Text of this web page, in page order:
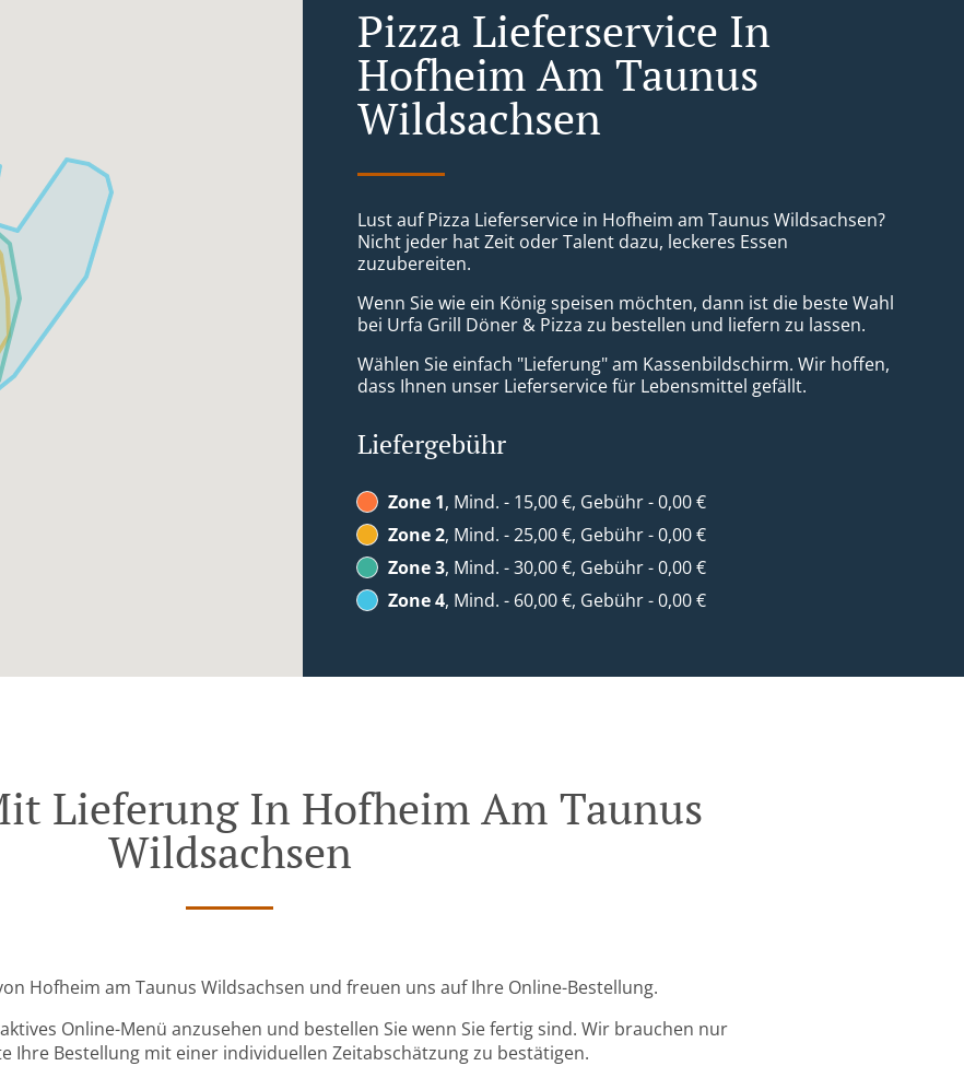
Pizza Lieferservice In
Hofheim Am Taunus
Wildsachsen
Lust auf Pizza Lieferservice in Hofheim am Taunus Wildsachsen?
Nicht jeder hat Zeit oder Talent dazu, leckeres Essen
zuzubereiten.
Wenn Sie wie ein König speisen möchten, dann ist die beste Wahl
bei Urfa Grill Döner & Pizza zu bestellen und liefern zu lassen.
Wählen Sie einfach "Lieferung" am Kassenbildschirm. Wir hoffen,
dass Ihnen unser Lieferservice für Lebensmittel gefällt.
Liefergebühr
Zone 1, Mind. - 15,00 €, Gebühr - 0,00 €
Zone 2, Mind. - 25,00 €, Gebühr - 0,00 €
Zone 3, Mind. - 30,00 €, Gebühr - 0,00 €
Zone 4, Mind. - 60,00 €, Gebühr - 0,00 €
Lieferung In Hofheim Am Taunus
Wildsachsen
Hofheim am Taunus Wildsachsen und freuen uns auf Ihre Online-Bestellung.
Online-Menü anzusehen und bestellen Sie wenn Sie fertig sind. Wir brauchen nur
Ihre Bestellung mit einer individuellen Zeitabschätzung zu bestätigen.